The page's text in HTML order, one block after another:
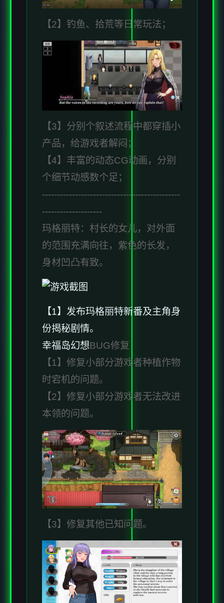
【2】钓鱼、拾荒等日常玩法；
【3】分别个叙述流程中都穿插小
产品，给游戏者解闷；
【4】丰富的动态CG动画，分别
个细节动感数个足；
----------------------------------------------
--------------------
玛格丽特：村长的女儿，对外面
的范围充满向往，紫色的长发，
身材凹凸有致。
【1】发布玛格丽特新番及主角身
份揭秘剧情。
幸福岛幻想BUG修复
【1】修复小部分游戏者种植作物
时宕机的问题。
【2】修复小部分游戏者无法改进
本领的问题。
【3】修复其他已知问题。